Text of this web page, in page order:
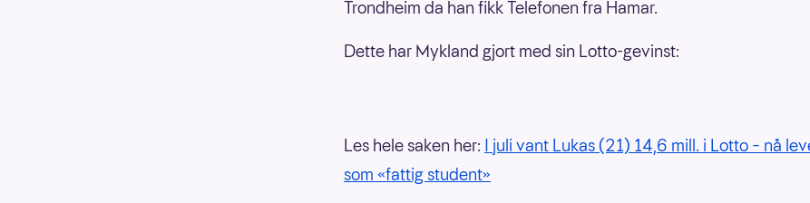
Trondheim da han fikk Telefonen fra Hamar.
Dette har Mykland gjort med sin Lotto-gevinst:
Les hele saken her: I juli vant Lukas (21) 14,6 mill. i Lotto – nå
som «fattig student»